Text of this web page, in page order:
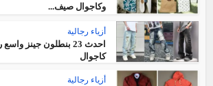
وكاجوال صيف...
أزياء رجالية
احدث 23 بنطلون جينز
كاجوال
أزياء رجالية